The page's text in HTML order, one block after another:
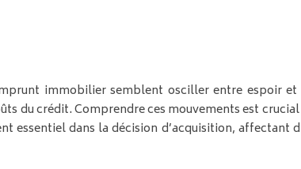
immobilier semblent osciller entre espoir
du crédit. Comprendre ces mouvements est
essentiel dans la décision d’acquisition,